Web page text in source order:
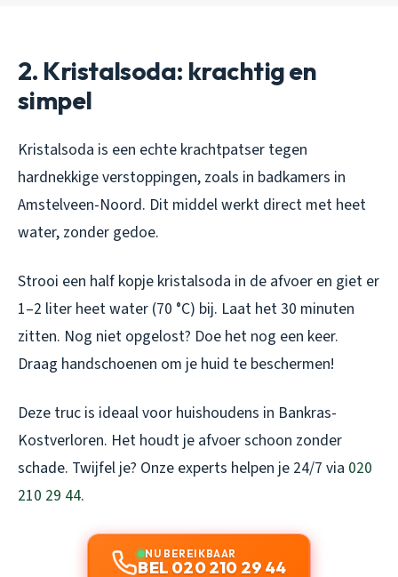
2. Kristalsoda: krachtig en
simpel
Kristalsoda is een echte krachtpatser tegen
hardnekkige verstoppingen, zoals in badkamers in
Amstelveen-Noord. Dit middel werkt direct met heet
water, zonder gedoe.
Strooi een half kopje kristalsoda in de afvoer en giet er
1–2 liter heet water (70 °C) bij. Laat het 30 minuten
zitten. Nog niet opgelost? Doe het nog een keer.
Draag handschoenen om je huid te beschermen!
Deze truc is ideaal voor huishoudens in Bankras-
Kostverloren. Het houdt je afvoer schoon zonder
schade. Twijfel je? Onze experts helpen je 24/7 via 020
210 29 44.
NU BEREIKBAAR
BEL 020 210 29 44